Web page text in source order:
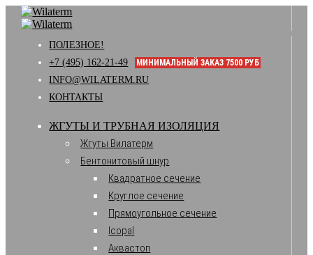
ПОЛЕЗНОЕ!
+7 (495) 162-21-49
МИНИМАЛЬНЫЙ ЗАКАЗ 7500 РУБ
INFO@WILATERM.RU
КОНТАКТЫ
ЖГУТЫ И ТРУБНАЯ ИЗОЛЯЦИЯ
Жгуты Вилатерм
Бентонитовый шнур
Квадратное сечение
Круглое сечение
Прямоугольное сечение
Icopal
Аквастоп